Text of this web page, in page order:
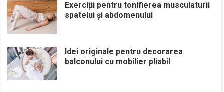
Exerciții pentru tonifierea musculaturii
spatelui și abdomenului
Idei originale pentru decorarea
balconului cu mobilier pliabil